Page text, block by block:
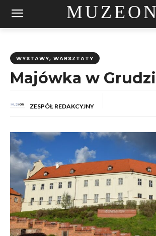
MUZEON
WYSTAWY, WARSZTATY
Majówka w
ZESPÓŁ REDAKCYJNY